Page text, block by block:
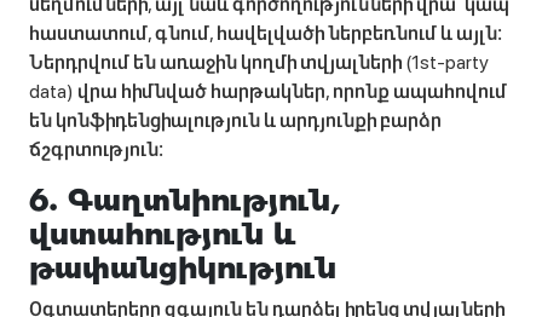
հաստատում, գնում, հավելվածի ներբեռնում և այլն։
Ներդրվում են առաջին կողմի տվյալների (1st-party
data) վրա հիմնված հարթակներ, որոնք ապահովում
են կոնֆիդենցիալություն և արդյունքի բարձր
ճշգրտություն։
6. Գաղտնիություն,
վստահություն և
թափանցիկություն
Օգտատերերը զգայուն են դարձել իրենց տվյալների